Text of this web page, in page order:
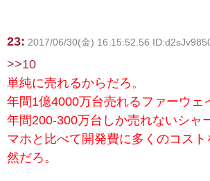
23: 2017/06/30(金) 16:15:52.56
>>10
単純に売れるからだろ。
年間1億4000万台売れるファーウェ
年間200-300万台しか売れないシャ
マホと比べて開発費に多くのコス
然だろ。